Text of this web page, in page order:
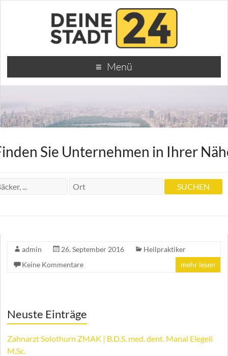
Menü
Sie Unternehmen in Ihrer
admin 26. September 2016
Heilpraktiker
Keine Kommentare
mehr lesen
Neuste Einträge
Zahnarzt Solothurn ZMAK | B.D.S. med. dent. Manal Elegeli
M.Sc.